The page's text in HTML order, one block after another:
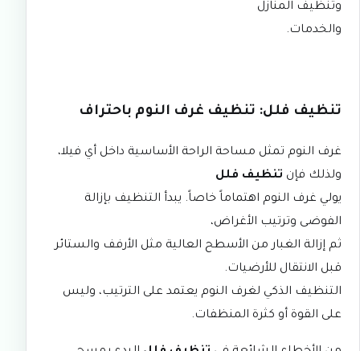
وتنظيف المنازل
والخدمات.
تنظيف فلل: تنظيف غرف النوم باحتراف
غرف النوم تمثل مساحة الراحة الأساسية داخل أي فيلا،
ولذلك فإن تنظيف فلل
يولي غرف النوم اهتماماً خاصاً. يبدأ التنظيف بإزالة
الفوضى وترتيب الأغراض،
ثم إزالة الغبار من الأسطح العالية مثل الأرفف والستائر
قبل الانتقال للأرضيات.
التنظيف الذكي لغرف النوم يعتمد على الترتيب، وليس
على القوة أو كثرة المنظفات.